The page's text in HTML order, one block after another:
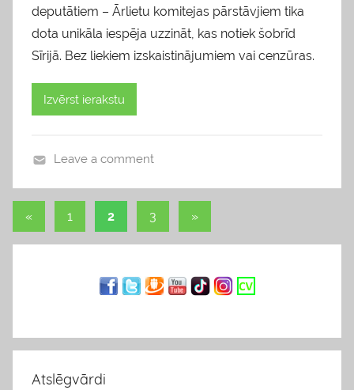
e
d
o
i
,
s
deputātiem – Ārlietu komitejas pārstāvjiem tika
dota unikāla iespēja uzzināt, kas notiek šobrīd
Sīrijā. Bez liekiem izskaistinājumiem vai cenzūras.
Izvērst ierakstu
l
o
g
Leave a comment
Ziņu
« Previous
1 2 3
Next
»
Atslēgvārdi